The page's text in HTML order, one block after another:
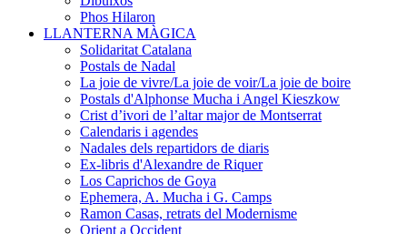
Phos Hilaron
LLANTERNA MÀGICA
Solidaritat Catalana
Postals de Nadal
La joie de vivre/La joie de voir/La joie de boire
Postals d'Alphonse Mucha i Angel Kieszkow
Crist d’ivori de l’altar major de Montserrat
Calendaris i agendes
Nadales dels repartidors de diaris
Ex-libris d'Alexandre de Riquer
Los Caprichos de Goya
Ephemera, A. Mucha i G. Camps
Ramon Casas, retrats del Modernisme
Orient a Occident